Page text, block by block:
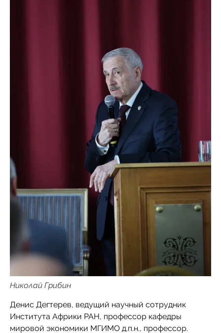
Николай Грибин
Денис Дегтерев, ведущий научный сотрудник
Института Африки РАН, профессор кафедры
мировой экономики МГИМО д.п.н., профессор.